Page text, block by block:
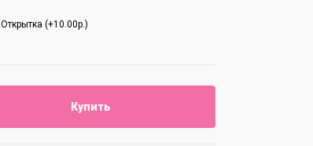
Открытка (+10.00р.)
Купить